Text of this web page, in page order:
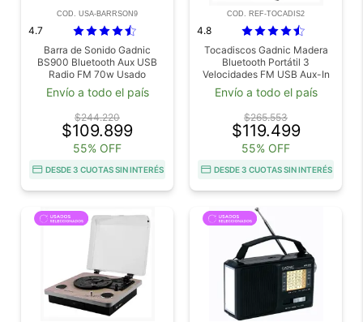
COD. USA-BARRSON9
4.7
Barra de Sonido Gadnic
BS900 Bluetooth Aux USB
Radio FM 70w Usado
Envío a todo el país
$244.220
$109.899
55% OFF
DESDE 3 CUOTAS SIN INTERÉS
COD. REF-TOCADIS2
4.8
Tocadiscos Gadnic Madera
Bluetooth Portátil 3
Velocidades FM USB Aux-In
SD Outlet
Envío a todo el país
$265.553
$119.499
55% OFF
DESDE 3 CUOTAS SIN INTERÉS